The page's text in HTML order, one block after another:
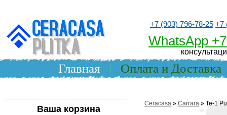
+7 (903) 796-78-25 +7
WhatsApp
Главная Оплата и Доставка
Ваша корзина
Ceracasa » Carrara » Te-1